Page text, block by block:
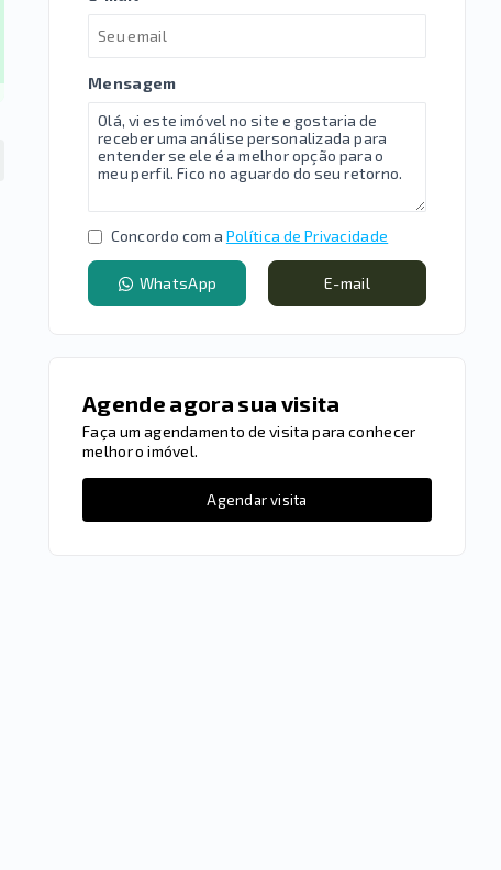
Mensagem
Concordo com a Política de Privacidade
WhatsApp E-mail
Agende agora sua visita
Faça um agendamento de visita para conhecer
melhor o imóvel.
Agendar visita